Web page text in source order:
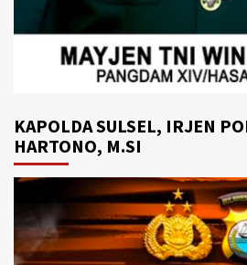
KAPOLDA SULSEL, IRJEN
HARTONO, M.SI